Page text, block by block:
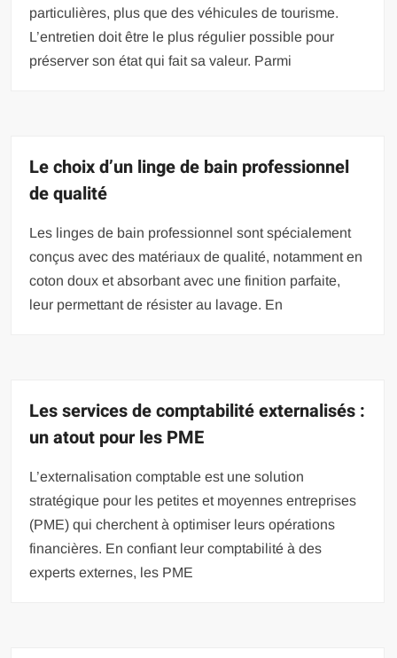
particulières, plus que des véhicules de tourisme.
L’entretien doit être le plus régulier possible pour
préserver son état qui fait sa valeur. Parmi
Le choix d’un linge de bain professionnel
de qualité
Les linges de bain professionnel sont spécialement
conçus avec des matériaux de qualité, notamment en
coton doux et absorbant avec une finition parfaite,
leur permettant de résister au lavage. En
Les services de comptabilité externalisés :
un atout pour les PME
L’externalisation comptable est une solution
stratégique pour les petites et moyennes entreprises
(PME) qui cherchent à optimiser leurs opérations
financières. En confiant leur comptabilité à des
experts externes, les PME